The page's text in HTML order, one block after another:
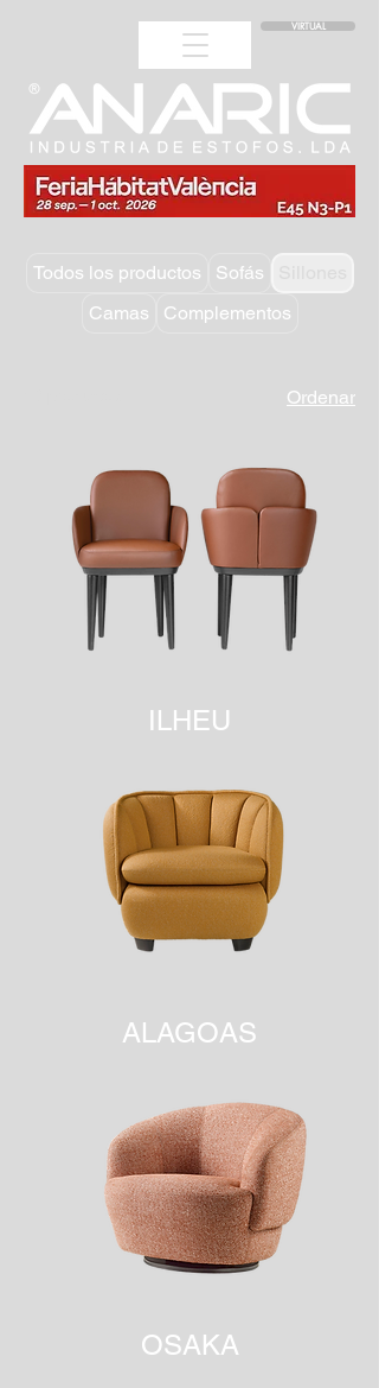
VIRTUAL
Todos los productos Sofás
Camas
Complementos
Ordenar
ILHEU
ALAGOAS
OSAKA